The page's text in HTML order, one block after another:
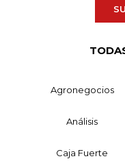
Agronegocios
Análisis
Caja Fuerte